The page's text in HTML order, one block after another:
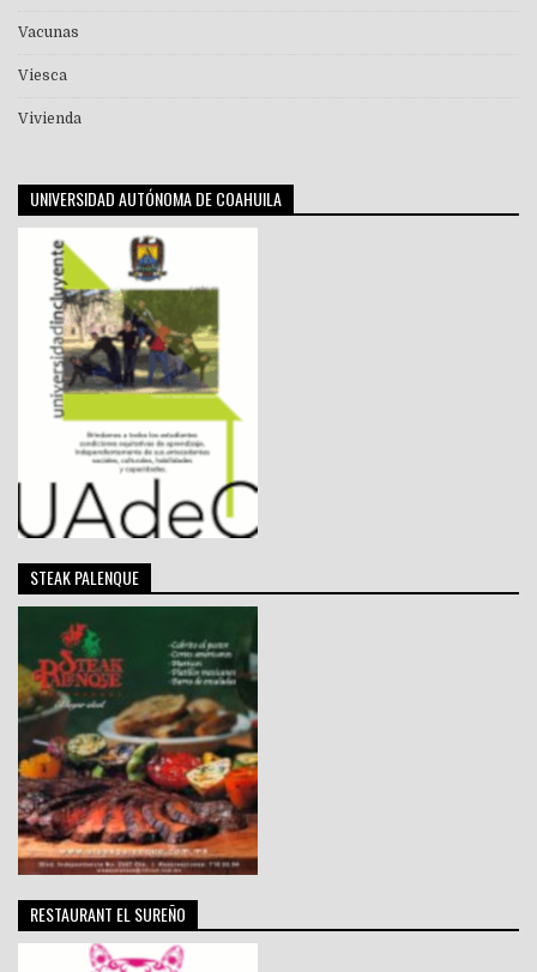
Vacunas
Viesca
Vivienda
UNIVERSIDAD AUTÓNOMA DE COAHUILA
STEAK PALENQUE
RESTAURANT EL SUREÑO